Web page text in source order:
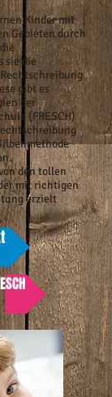
Kinder mit
Gebieten durch
sie die
gibt es
der
(FRESCH)
den tollen
mit richtigen
erzielt